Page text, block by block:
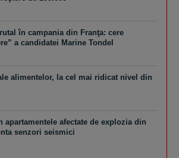
în campania din Franţa: cere
a candidatei Marine Tondel
alimentelor, la cel mai ridicat nivel din
apartamentele afectate de explozia din
senzori seismici